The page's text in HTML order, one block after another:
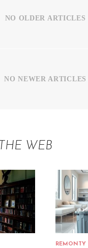
NO OLDER ARTICLES
NO NEWER ARTICLES
THE WEB